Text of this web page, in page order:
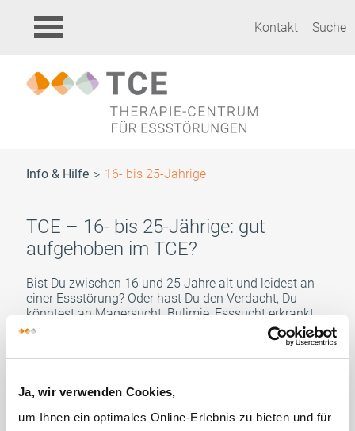
Ja, wir verwenden Cookies,
um Ihnen ein optimales Online-Erlebnis zu bieten und für
Kontakt Suche
Info & Hilfe 16- bis 25-Jährige
TCE – 16- bis 25-Jährige: gut
aufgehoben im TCE?
Bist Du zwischen 16 und 25 Jahre alt und leidest an
einer Essstörung? Oder hast Du den Verdacht, Du
könntest an Magersucht, Bulimie, Esssucht erkrankt
sein? Wir können Dich beraten und Dir helfen. Das
TCE-Therapiekonzept bietet eine intensive und sehr
erfolgversprechende Behandlung in vier Phasen an,
Wohngemeinschaften und in großer Alltagsnähe
miteingebunden.